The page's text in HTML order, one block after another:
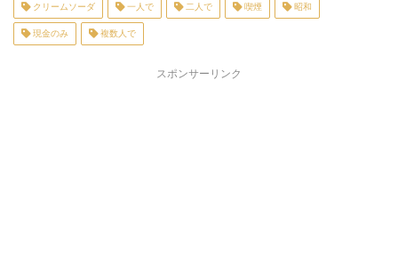
クリームソーダ 一人で 二人で 喫煙 昭和
現金のみ 複数人で
スポンサーリンク